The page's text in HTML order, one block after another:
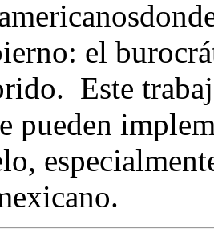
el
Este
pueden